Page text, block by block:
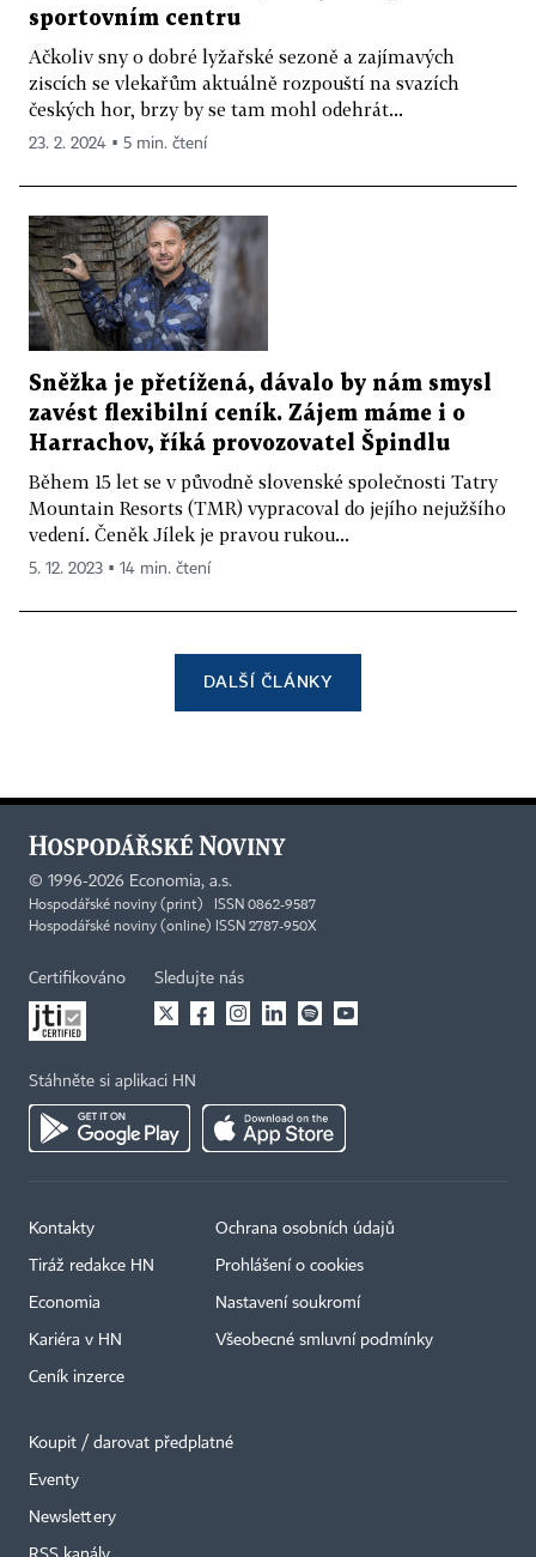
sportovním centru
Ačkoliv sny o dobré lyžařské sezoně a zajímavých
ziscích se vlekařům aktuálně rozpouští na svazích
českých hor, brzy by se tam mohl odehrát...
23. 2. 2024 ▪ 5 min. čtení
Sněžka je přetížená, dávalo by nám smysl
zavést flexibilní ceník. Zájem máme i o
Harrachov, říká provozovatel Špindlu
Během 15 let se v původně slovenské společnosti Tatry
Mountain Resorts (TMR) vypracoval do jejího nejužšího
vedení. Čeněk Jílek je pravou rukou...
5. 12. 2023 ▪ 14 min. čtení
DALŠÍ ČLÁNKY
© 1996-2026 Economia, a.s.
Hospodářské noviny (print) ISSN 0862-9587
Hospodářské noviny (online) ISSN 2787-950X
Certifikováno Sledujte nás
Stáhněte si aplikaci HN
Kontakty
Tiráž redakce HN
Economia
Kariéra v HN
Ceník inzerce
Ochrana osobních údajů
Prohlášení o cookies
Nastavení soukromí
Všeobecné smluvní podmínky
Koupit / darovat předplatné
Eventy
Newslettery